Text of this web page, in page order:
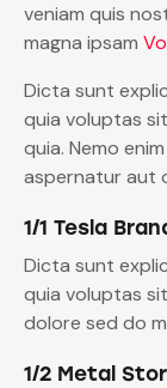
veniam quis
magna ipsam
Dicta sunt
quia voluptas
quia. Nemo
aspernatur aut
1/1 Tesla
Dicta sunt
quia voluptas
dolore sed do
1/2 Metal